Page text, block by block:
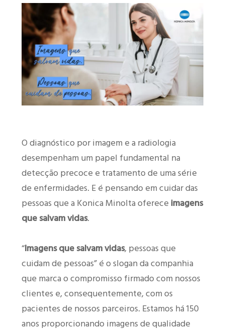
O diagnóstico por imagem e a radiologia
desempenham um papel fundamental na
detecção precoce e tratamento de uma série
de enfermidades. E é pensando em cuidar das
pessoas que a Konica Minolta oferece imagens
que salvam vidas.
“Imagens que salvam vidas, pessoas que
cuidam de pessoas” é o slogan da companhia
que marca o compromisso firmado com nossos
clientes e, consequentemente, com os
pacientes de nossos parceiros. Estamos há 150
anos proporcionando imagens de qualidade